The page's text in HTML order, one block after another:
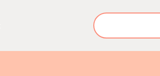
Search
for: